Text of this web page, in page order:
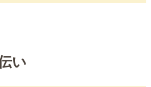
い